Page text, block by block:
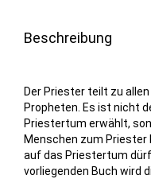
Beschreibung
Der Priester teilt zu
Propheten. Es ist nicht
Priestertum erwählt,
Menschen zum
auf das Priestertum
vorliegenden Buch wird